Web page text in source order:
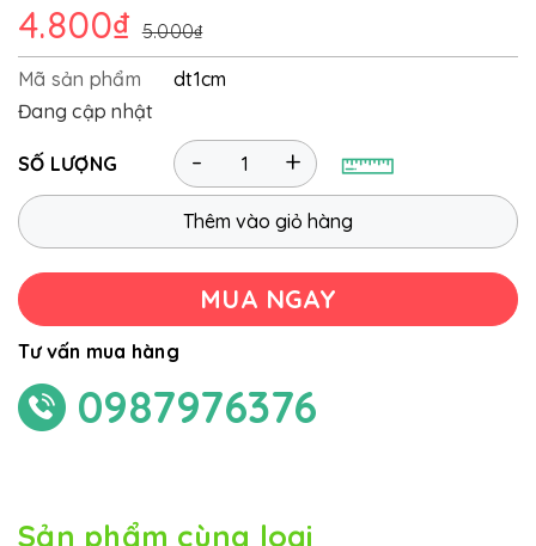
4.800₫ 5.000₫
Mã sản phẩm
dt1cm
Đang cập nhật
SỐ LƯỢNG +
-
Thêm vào giỏ hàng
MUA NGAY
Tư vấn mua hàng
0987976376
Sản phẩm cùng loại